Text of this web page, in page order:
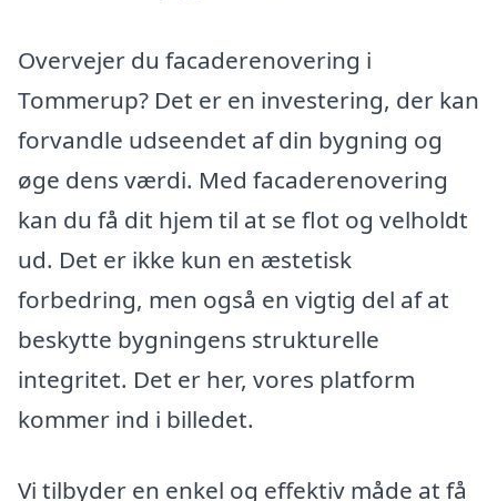
Overvejer du facaderenovering i
Tommerup? Det er en investering, der kan
forvandle udseendet af din bygning og
øge dens værdi. Med facaderenovering
kan du få dit hjem til at se flot og velholdt
ud. Det er ikke kun en æstetisk
forbedring, men også en vigtig del af at
beskytte bygningens strukturelle
integritet. Det er her, vores platform
kommer ind i billedet.
Vi tilbyder en enkel og effektiv måde at få